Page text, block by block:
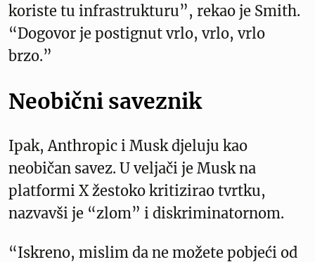
koriste tu infrastrukturu”, rekao je Smith.
“Dogovor je postignut vrlo, vrlo, vrlo
brzo.”
Neobični saveznik
Ipak, Anthropic i Musk djeluju kao
neobičan savez. U veljači je Musk na
platformi X žestoko kritizirao tvrtku,
nazvavši je “zlom” i diskriminatornom.
“Iskreno, mislim da ne možete pobjeći od